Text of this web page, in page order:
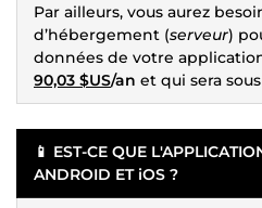
Par ailleurs, vous aurez
d’hébergement (serveur)
données de votre
90,03 $US/an et qui sera
📱 EST-CE QUE
ANDROID ET iOS ?